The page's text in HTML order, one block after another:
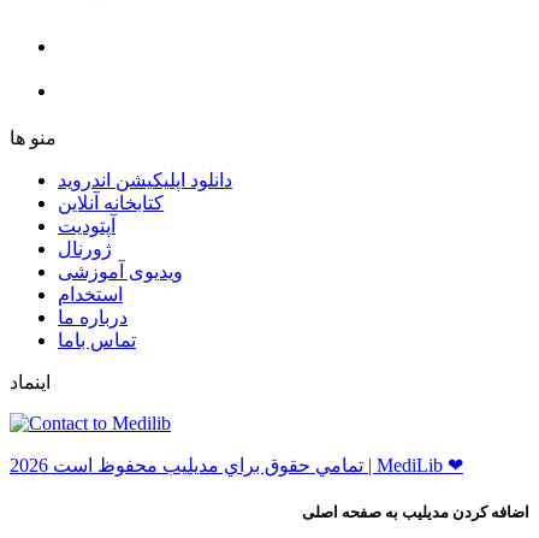
ﻣﻨﻮ ﻫﺎ
دانلود اپلیکیشن اندروید
ﮐﺘﺎﺑﺨﺎﻧﻪ ﺁﻧﻼﯾﻦ
ﺁﭘﺘﻮﺩﯾﺖ
ﮊﻭﺭﻧﺎﻝ
ویدیوی آموزشی
استخدام
درباره ما
ﺗﻤﺎﺱ ﺑﺎﻣﺎ
اینماد
ﺗﻤﺎﻣﻲ ﺣﻘﻮﻕ ﺑﺮاﻱ ﻣﺪﻳﻠﻴﺐ ﻣﺤﻔﻮﻅ اﺳﺖ 2026 | MediLib ❤
اضافه کردن مدیلیب به صفحه اصلی